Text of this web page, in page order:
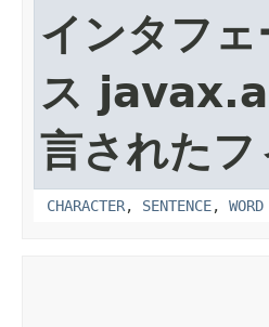
インタフェ
ス
言されたフ
CHARACTER, SENTENCE, WORD